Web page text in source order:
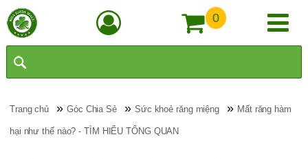
0
Trang chủ »Góc Chia Sẻ » Sức khoẻ răng miệng » Mất răng hàm
hại như thế nào? - TÌM HIỂU TỔNG QUAN